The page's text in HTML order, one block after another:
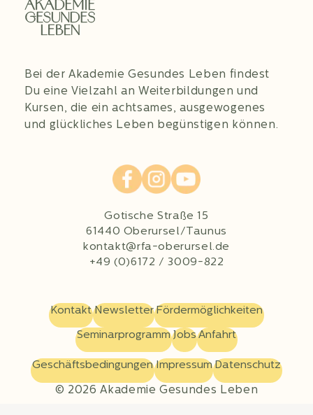
Kontakt Newsletter Fördermöglichkeiten
Seminarprogramm Jobs Anfahrt
Gotische Straße 15
61440 Oberursel/Taunus
kontakt@rfa-oberursel.de
+49 (0)6172 / 3009-822
Bei der Akademie Gesundes Leben findest
Du eine Vielzahl an Weiterbildungen und
Kursen, die ein achtsames, ausgewogenes
und glückliches Leben begünstigen können.
© 2026 Akademie Gesundes Leben
Geschäftsbedingungen Impressum Datenschutz